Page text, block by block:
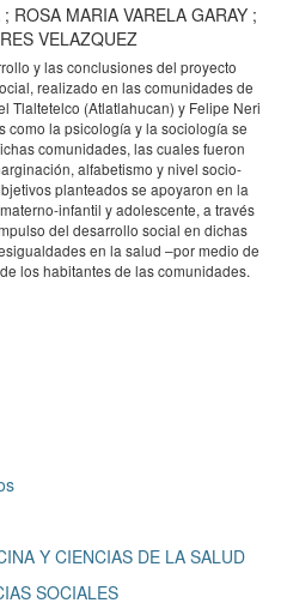
; ROSA MARIA VARELA GARAY;
VELAZQUEZ
y las conclusiones del proyecto
realizado en las comunidades de
Tlaltetelco (Atlatlahucan) y Felipe Neri
como la psicología y la sociología se
comunidades, las cuales fueron
alfabetismo y nivel socio-
planteados se apoyaron en la
infantil y adolescente, a través
del desarrollo social en dichas
en la salud –por medio de
los habitantes de las comunidades.
Y CIENCIAS DE LA SALUD
SOCIALES